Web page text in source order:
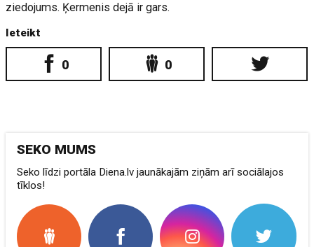
ziedojums. Ķermenis dejā ir gars.
Ieteikt
0 0
SEKO MUMS
Seko līdzi portāla Diena.lv jaunākajām ziņām arī sociālajos
tīklos!